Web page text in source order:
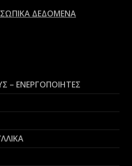
ΔΕΔΟΜΕΝΑ
– ΕΝΕΡΓΟΠΟΙΗΤΕΣ